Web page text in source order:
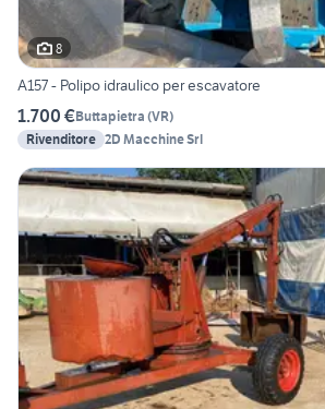
8
A157 - Polipo idraulico per escavatore
1.700 €Buttapietra (VR)
Rivenditore 2D Macchine Srl